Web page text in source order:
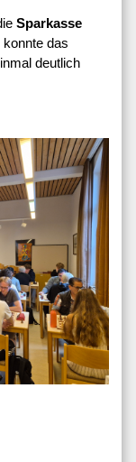
Sparkasse
das
deutlich